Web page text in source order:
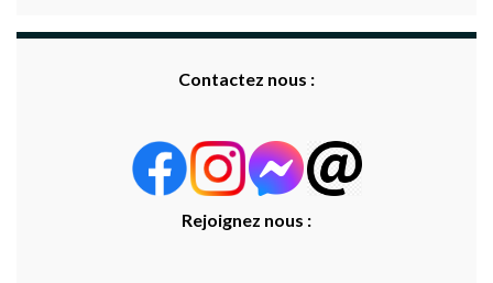
Contactez nous :
Rejoignez nous :